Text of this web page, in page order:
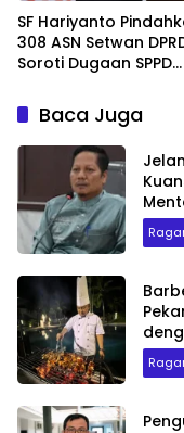
SF Hariyanto
308 ASN Setwan
Soroti Dugaan SPPD
Baca Juga